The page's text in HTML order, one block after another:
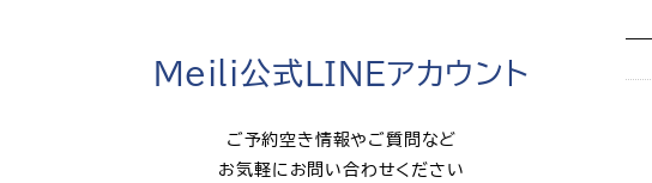
Meili公式LINEアカウント
ご予約空き情報やご質問など
お気軽にお問い合わせください